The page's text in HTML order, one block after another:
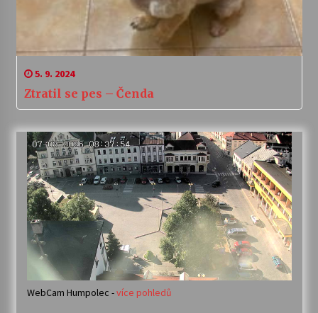
5. 9. 2024
Ztratil se pes – Čenda
WebCam Humpolec -více pohledů